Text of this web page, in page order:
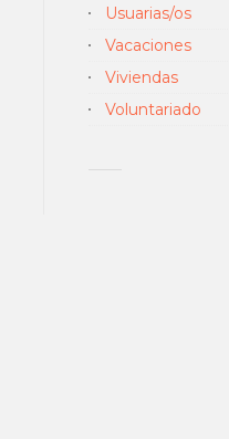
Usuarias/os
Vacaciones
Viviendas
Voluntariado